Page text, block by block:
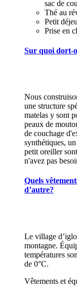
sac de
Thé au
Petit
Prise en
Sur quoi dort-
Nous
une structure
matelas y sont
peaux de
de couchage
synthétiques,
petit oreiller
n'avez pas
Quels
d’autre?
Le village
montagne.
températures
de 0°C.
Vêtements et